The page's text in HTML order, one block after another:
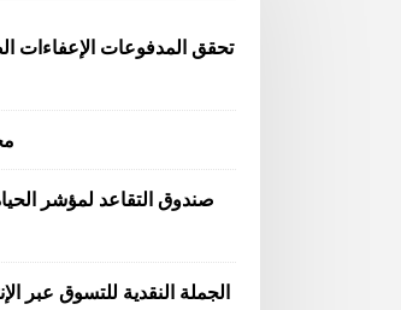
تحقق المدفوعات الإعفاءات
صندوق التقاعد لمؤشر
الجملة النقدية للتسوق عبر